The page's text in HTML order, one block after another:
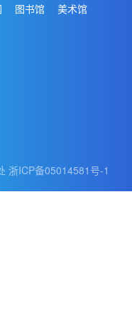
图书馆
美术馆
浙ICP备05014581号-1